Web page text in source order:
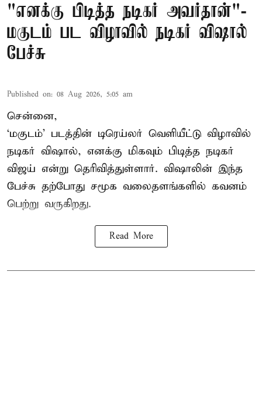
"எனக்கு பிடித்த நடிகர் அவர்தான்"-
மகுடம் பட விழாவில் நடிகர் விஷால்
பேச்சு
Published on: 08 Aug 2026, 5:05 am
சென்னை,
‘மகுடம்’ படத்தின் டிரெய்லர் வெளியீட்டு விழாவில்
நடிகர் விஷால், எனக்கு மிகவும் பிடித்த நடிகர்
விஜய் என்று தெரிவித்துள்ளார். விஷாலின் இந்த
பேச்சு தற்போது சமூக வலைதளங்களில் கவனம்
பெற்று வருகிறது.
Read More